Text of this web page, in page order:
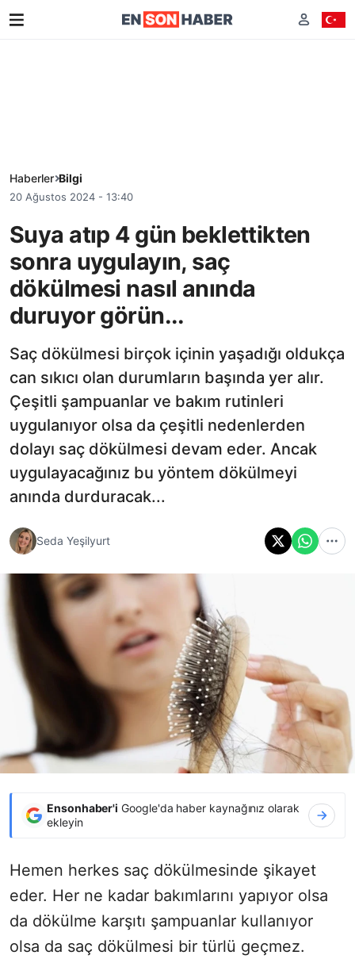
Haberler Bilgi
20 Ağustos 2024 - 13:40
Suya atıp 4 gün beklettikten
sonra uygulayın, saç
dökülmesi nasıl anında
duruyor görün...
Saç dökülmesi birçok içinin yaşadığı oldukça
can sıkıcı olan durumların başında yer alır.
Çeşitli şampuanlar ve bakım rutinleri
uygulanıyor olsa da çeşitli nedenlerden
dolayı saç dökülmesi devam eder. Ancak
uygulayacağınız bu yöntem dökülmeyi
anında durduracak...
Seda Yeşilyurt
Ensonhaber'i Google'da haber kaynağınız olarak
ekleyin
Hemen herkes saç dökülmesinde şikayet
eder. Her ne kadar bakımlarını yapıyor olsa
da dökülme karşıtı şampuanlar kullanıyor
olsa da saç dökülmesi bir türlü geçmez.